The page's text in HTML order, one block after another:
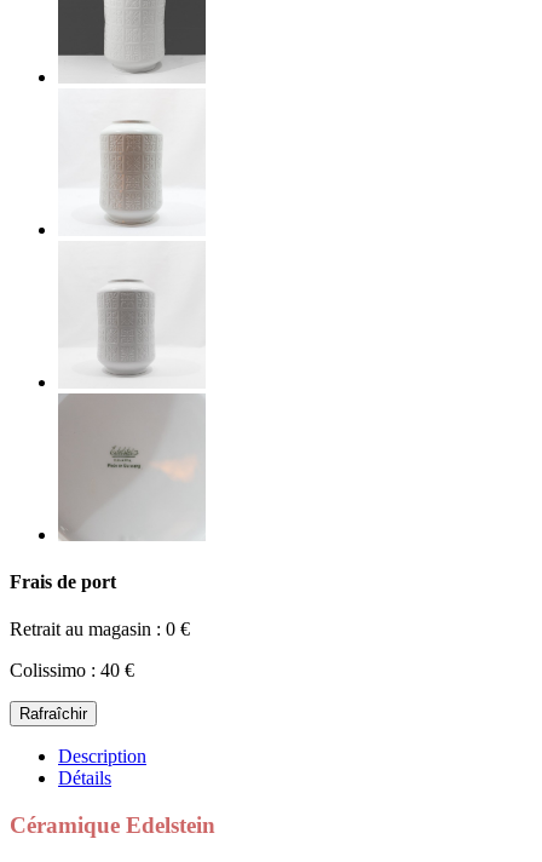
Frais de port
Retrait au magasin : 0 €
Colissimo : 40 €
Description
Détails
Céramique Edelstein